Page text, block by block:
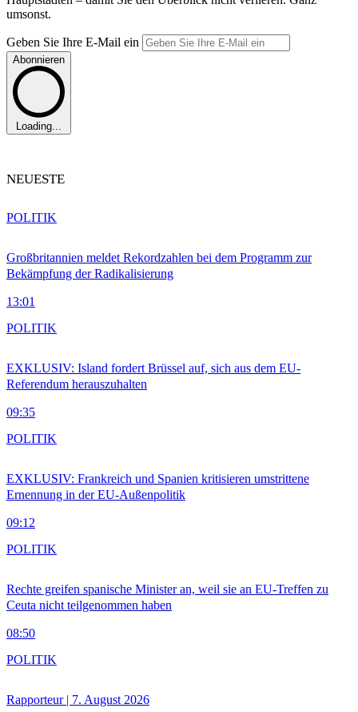
umsonst.
Geben Sie Ihre E-Mail ein
Abonnieren
Loading...
NEUESTE
Großbritannien meldet Rekordzahlen bei dem Programm zur
Bekämpfung der Radikalisierung
13:01
POLITIK
EXKLUSIV: Island fordert Brüssel auf, sich aus dem EU-
Referendum herauszuhalten
09:35
POLITIK
EXKLUSIV: Frankreich und Spanien kritisieren umstrittene
Ernennung in der EU-Außenpolitik
09:12
POLITIK
Rechte greifen spanische Minister an, weil sie an EU-Treffen zu
Ceuta nicht teilgenommen haben
08:50
POLITIK
Rapporteur | 7. August 2026
POLITIK